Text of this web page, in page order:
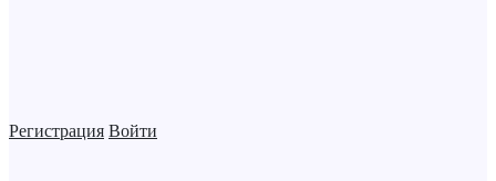
Регистрация Войти